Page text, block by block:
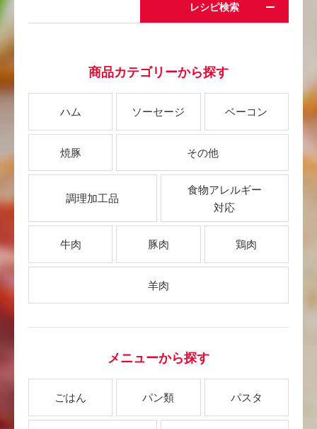
レシピ検索
商品カテゴリーから探す
ハム ソーセージ ベーコン
焼豚 その他
調理加工品
食物アレルギー
対応
牛肉 豚肉 鶏肉
羊肉
メニューから探す
ごはん パン類 パスタ